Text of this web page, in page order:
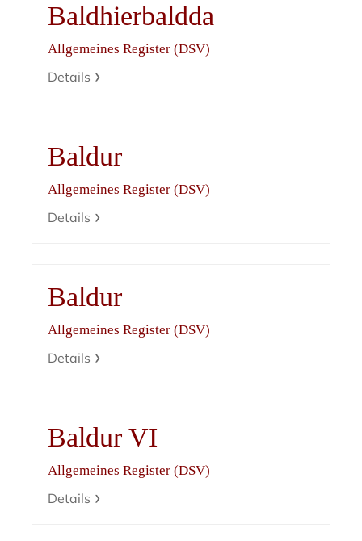
Baldhierbaldda
Allgemeines Register (DSV)
Details
Baldur
Allgemeines Register (DSV)
Details
Baldur
Allgemeines Register (DSV)
Details
Baldur VI
Allgemeines Register (DSV)
Details